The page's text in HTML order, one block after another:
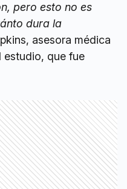
pero esto no es
dura la
asesora médica
estudio, que fue